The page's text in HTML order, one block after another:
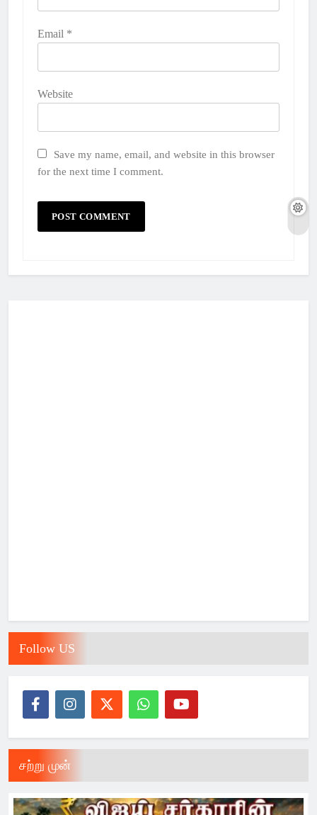
Email *
Website
Save my name, email, and website in this browser
for the next time I comment.
Follow US
சற்று முன்